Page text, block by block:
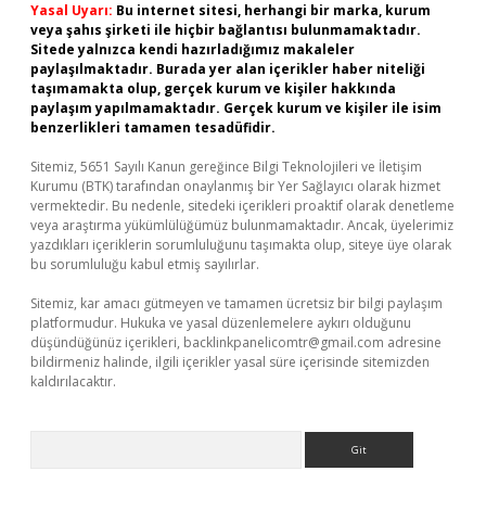
Yasal Uyarı: Bu internet sitesi, herhangi bir marka, kurum
veya şahıs şirketi ile hiçbir bağlantısı bulunmamaktadır.
Sitede yalnızca kendi hazırladığımız makaleler
paylaşılmaktadır. Burada yer alan içerikler haber niteliği
taşımamakta olup, gerçek kurum ve kişiler hakkında
paylaşım yapılmamaktadır. Gerçek kurum ve kişiler ile isim
benzerlikleri tamamen tesadüfidir.
Sitemiz, 5651 Sayılı Kanun gereğince Bilgi Teknolojileri ve İletişim
Kurumu (BTK) tarafından onaylanmış bir Yer Sağlayıcı olarak hizmet
vermektedir. Bu nedenle, sitedeki içerikleri proaktif olarak denetleme
veya araştırma yükümlülüğümüz bulunmamaktadır. Ancak, üyelerimiz
yazdıkları içeriklerin sorumluluğunu taşımakta olup, siteye üye olarak
bu sorumluluğu kabul etmiş sayılırlar.
Sitemiz, kar amacı gütmeyen ve tamamen ücretsiz bir bilgi paylaşım
platformudur. Hukuka ve yasal düzenlemelere aykırı olduğunu
düşündüğünüz içerikleri, backlinkpanelicomtr@gmail.com adresine
bildirmeniz halinde, ilgili içerikler yasal süre içerisinde sitemizden
kaldırılacaktır.